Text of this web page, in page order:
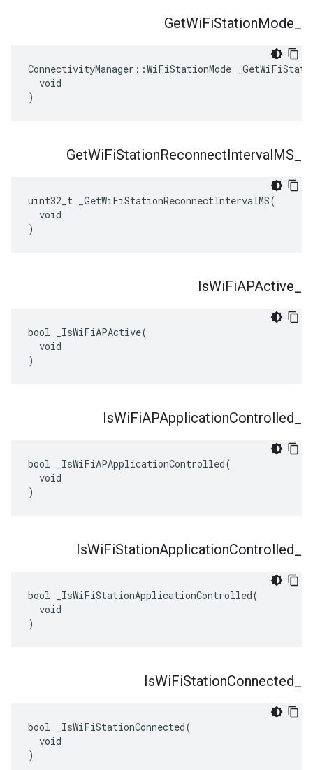
GetWiFiStationMode
ConnectivityManager::WiFiStationMode
  void
)
GetWiFiStationReconnectIntervalMS
uint32_t _GetWiFiStationReconnectIntervalMS(
  void
)
IsWiFiAPActive
bool _IsWiFiAPActive(
  void
)
IsWiFiAPApplicationControlled
bool _IsWiFiAPApplicationControlled(
  void
)
IsWiFiStationApplicationControlled
bool _IsWiFiStationApplicationControlled(
  void
)
IsWiFiStationConnected
bool _IsWiFiStationConnected(
  void
)